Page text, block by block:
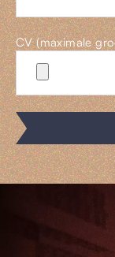
CV (maximale